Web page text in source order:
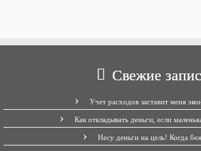
Свежие
Учет расходов заставит меня
Как откладывать деньги, если
Несу деньги на цель! Когда